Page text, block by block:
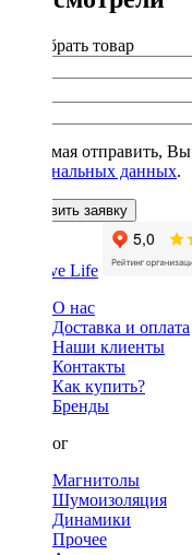
Подобрать товар
Нажимая отправить, Вы
персональных данных.
Оставить заявку
О нас
Доставка и оплата
Наши клиенты
Контакты
Как купить?
Бренды
Каталог
Магнитолы
Шумоизоляция
Динамики
Прочее